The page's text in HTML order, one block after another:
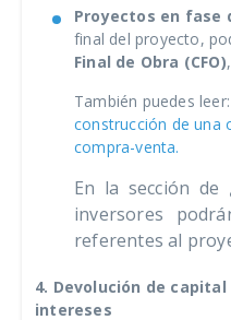
Proyectos en fase
final del proyecto,
Final de Obra (CFO)
También puedes leer:
construcción de una
compra-venta.
En la sección de
inversores
referentes al
4. Devolución de
intereses